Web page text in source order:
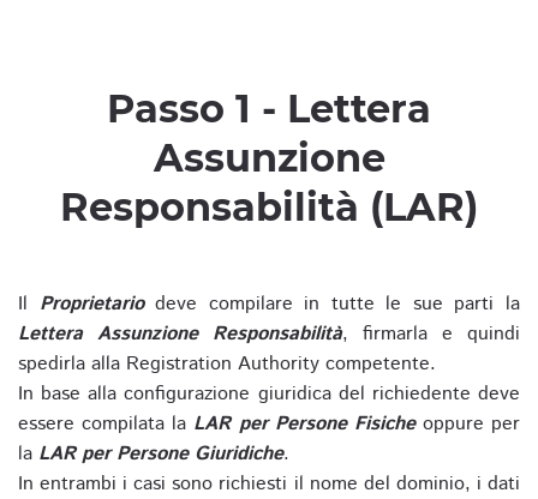
Passo 1 - Lettera
Assunzione
Responsabilità (LAR)
Il Proprietariodeve compilare in tutte le sue parti la
Lettera Assunzione Responsabilità, firmarla e quindi
spedirla alla Registration Authority competente.
In base alla configurazione giuridica del richiedente deve
essere compilata la LAR per Persone Fisicheoppure per
la LAR per Persone Giuridiche.
In entrambi i casi sono richiesti il nome del dominio, i dati